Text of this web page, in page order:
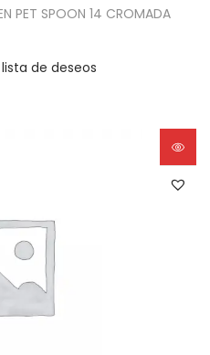
PET SPOON 14 CROMADA
de deseos